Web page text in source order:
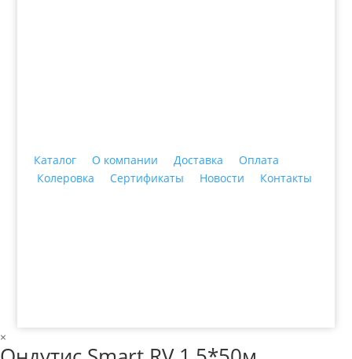
Каталог О компании Доставка
Оплата
Колеровка
Сертификаты Новости Контакты
×